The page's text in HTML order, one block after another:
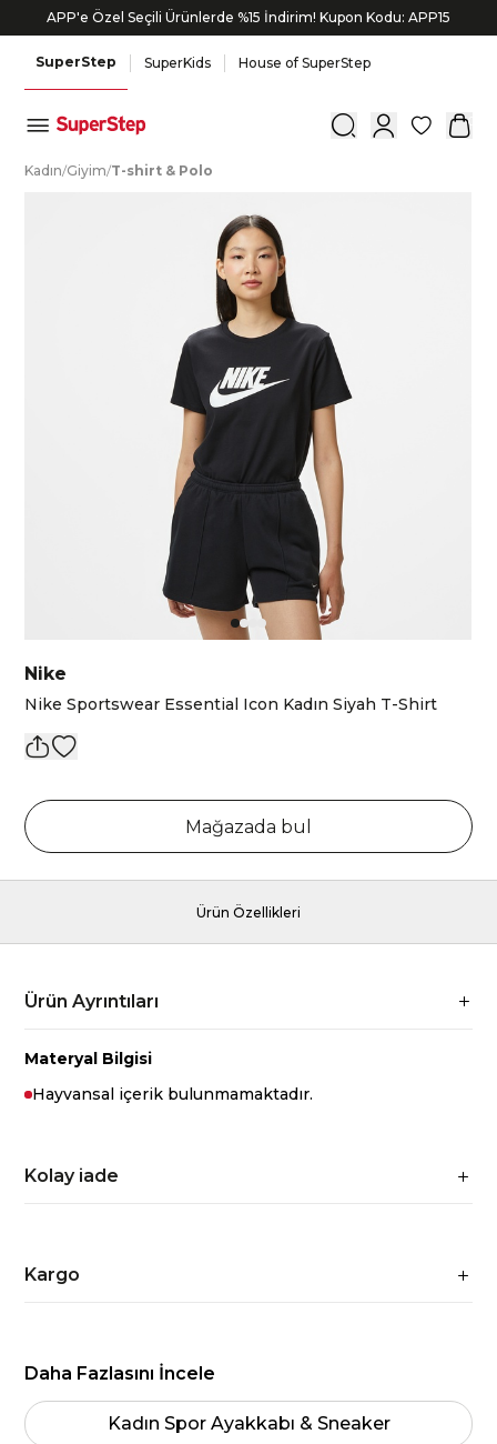
APP'e Özel Seçili Ürünlerde %15 İndirim! Kupon Kodu: APP15
SuperStep SuperKids House of SuperStep
0
Kadın/Giyim/T-shirt & Polo
Nike
Nike Sportswear Essential Icon Kadın Siyah T-Shirt
Mağazada bul
Ürün Özellikleri
Ürün Ayrıntıları
Materyal Bilgisi
Hayvansal içerik bulunmamaktadır.
Kolay iade
Kargo
Daha Fazlasını İncele
Kadın Spor Ayakkabı & Sneaker